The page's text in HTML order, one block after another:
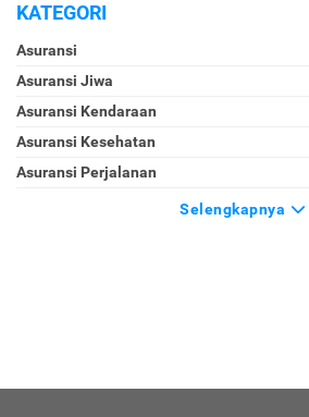
KATEGORI
Asuransi
Asuransi Jiwa
Asuransi Kendaraan
Asuransi Kesehatan
Asuransi Perjalanan
Selengkapnya